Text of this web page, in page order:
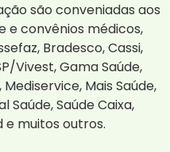
são conveniadas aos
e convênios médicos,
Bradesco, Cassi,
Vivest, Gama Saúde,
Mais Saúde,
Saúde, Saúde Caixa,
e muitos outros.